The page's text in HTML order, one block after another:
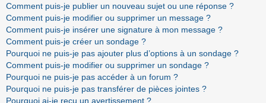
Comment puis-je publier un nouveau sujet ou une réponse ?
Comment puis-je modifier ou supprimer un message ?
Comment puis-je insérer une signature à mon message ?
Comment puis-je créer un sondage ?
Pourquoi ne puis-je pas ajouter plus d’options à un sondage ?
Comment puis-je modifier ou supprimer un sondage ?
Pourquoi ne puis-je pas accéder à un forum ?
Pourquoi ne puis-je pas transférer de pièces jointes ?
Pourquoi ai-je reçu un avertissement ?